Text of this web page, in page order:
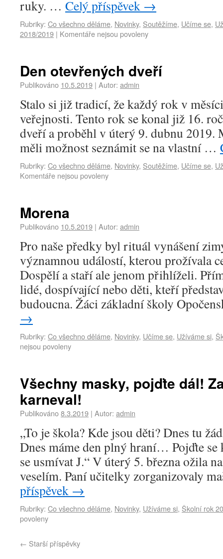
ruky. … Celý příspěvek →
Rubriky: Co všechno děláme, Novinky, Soutěžíme, Učíme se,
2018/2019 | Komentáře nejsou povoleny
Den otevřených dveří
Publikováno 10.5.2019 | Autor: admin
Stalo si již tradicí, že každý rok v
veřejnosti. Tento rok se konal již 16.
dveří a proběhl v úterý 9. dubnu 2019.
měli možnost seznámit se na vlastní …
Rubriky: Co všechno děláme, Novinky, Soutěžíme, Učíme se,
Komentáře nejsou povoleny
Morena
Publikováno 10.5.2019 | Autor: admin
Pro naše předky byl rituál vynášení
významnou událostí, kterou prožívala
Dospělí a staří ale jenom přihlíželi.
lidé, dospívající nebo děti, kteří
budoucna. Žáci základní školy
→
Rubriky: Co všechno děláme, Novinky, Učíme se, Užíváme si,
nejsou povoleny
Všechny masky, pojďte dál!
karneval!
Publikováno8.3.2019 | Autor: admin
„To je škola? Kde jsou děti? Dnes tu
Dnes máme den plný hraní… Pojďte se
se usmívat J.“ V úterý 5. března ožila
veselím. Paní učitelky zorganizovaly
příspěvek →
Rubriky: Co všechno děláme, Novinky, Užíváme si, Školní rok
povoleny
← Starší příspěvky